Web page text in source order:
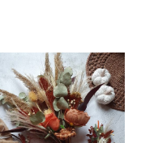
Ennek
a
több